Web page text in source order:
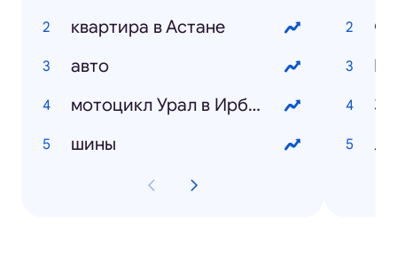
квартира в Астане
авто
мотоцикл Урал в Ирбите
шины